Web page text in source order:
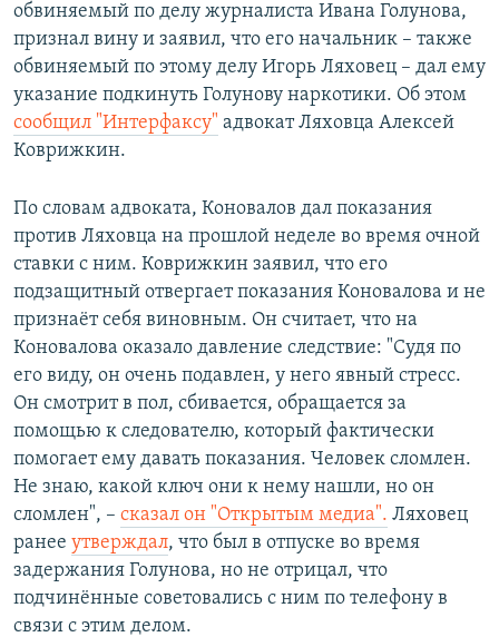
обвиняемый по делу журналиста Ивана Голунова,
признал вину и заявил, что его начальник – также
обвиняемый по этому делу Игорь Ляховец – дал ему
указание подкинуть Голунову наркотики. Об этом
сообщил "Интерфаксу" адвокат Ляховца Алексей
Коврижкин.
По словам адвоката, Коновалов дал показания
против Ляховца на прошлой неделе во время очной
ставки с ним. Коврижкин заявил, что его
подзащитный отвергает показания Коновалова и не
признаёт себя виновным. Он считает, что на
Коновалова оказало давление следствие: "Судя по
его виду, он очень подавлен, у него явный стресс.
Он смотрит в пол, сбивается, обращается за
помощью к следователю, который фактически
помогает ему давать показания. Человек сломлен.
Не знаю, какой ключ они к нему нашли, но он
сломлен", – сказал он "Открытым медиа". Ляховец
ранее утверждал, что был в отпуске во время
задержания Голунова, но не отрицал, что
подчинённые советовались с ним по телефону в
связи с этим делом.